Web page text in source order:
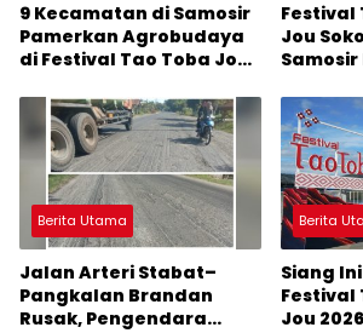
9 Kecamatan di Samosir
Pamerkan Agrobudaya
di Festival Tao Toba Jou-
Produk Lokal agar
Terkenal
Festival
Jou
Sumber
Berita Utama
Jalan Arteri Stabat–
Pangkalan Brandan
Rusak, Pengendara
Berita
Siang
Festival
Jou